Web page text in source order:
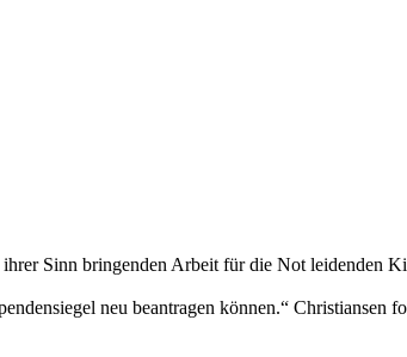
Sinn bringenden Arbeit für die Not leidenden
neu beantragen können.“ Christiansen